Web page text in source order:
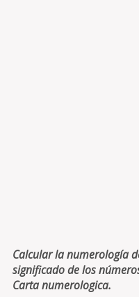
Calcular la numerología
significado de los
Carta numerologica.